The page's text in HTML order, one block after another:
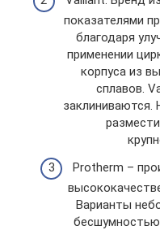
показателями
благодаря
применении
корпуса из
сплавов.
Protherm –
Варианты